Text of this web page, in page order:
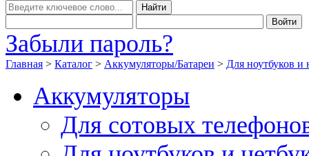
Забыли пароль?
Главная > Каталог > Аккумуляторы/Батареи > Для ноутбуков и
Аккумуляторы
Для сотовых